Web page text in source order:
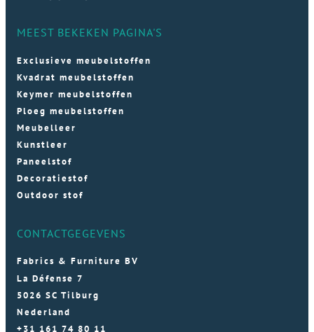
MEEST BEKEKEN PAGINA'S
Exclusieve meubelstoffen
Kvadrat meubelstoffen
Keymer meubelstoffen
Ploeg meubelstoffen
Meubelleer
Kunstleer
Paneelstof
Decoratiestof
Outdoor stof
CONTACTGEGEVENS
Fabrics & Furniture BV
La Défense 7
5026 SC Tilburg
Nederland
+31 161 74 80 11